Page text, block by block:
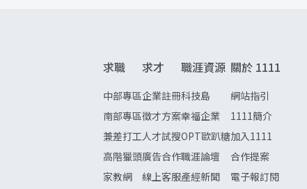
求職
中部專區
南部專區
兼差打工
高階獵頭
家教網
求才
企業註冊
徵才方案
人才試搜
廣告合作
線上客服
職涯資源
科技島
幸福企業
OPT歐趴糖
職涯論壇
產經新聞
關於 1111
網站指引
1111簡介
加入1111
合作提案
電子報訂閱